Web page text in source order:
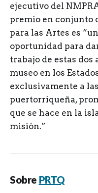
ejecutivo del
premio en conjunto
para las Artes es
oportunidad para
trabajo de estas
museo en los
exclusivamente a
puertorriqueña,
que se hace en la
misión.”
Sobre PRTQ